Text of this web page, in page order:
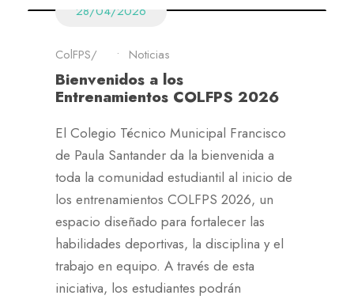
28/04/2026
ColFPS • Noticias
Bienvenidos a los
Entrenamientos COLFPS 2026
El Colegio Técnico Municipal Francisco
de Paula Santander da la bienvenida a
toda la comunidad estudiantil al inicio de
los entrenamientos COLFPS 2026, un
espacio diseñado para fortalecer las
habilidades deportivas, la disciplina y el
trabajo en equipo. A través de esta
iniciativa, los estudiantes podrán